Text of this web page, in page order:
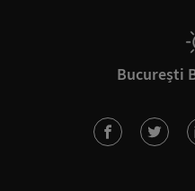
București